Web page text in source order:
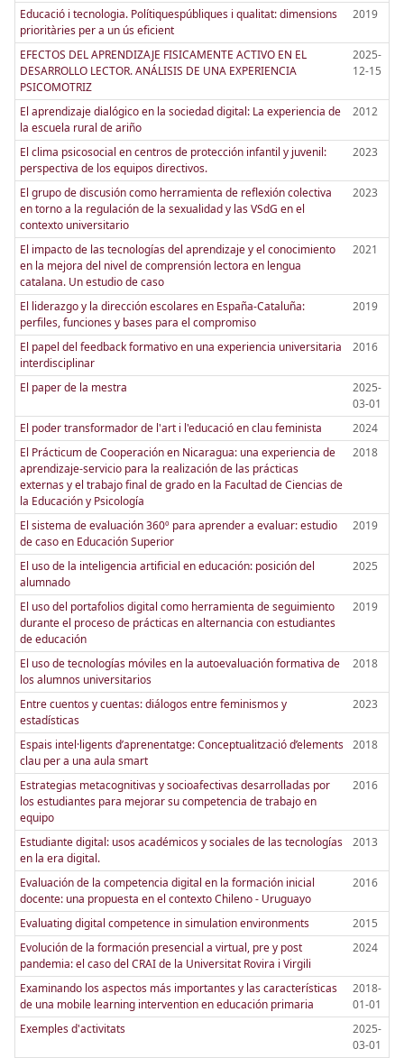
Educació i tecnologia. Polítiquespúbliques i qualitat: dimensions
prioritàries per a un ús eficient
2019
EFECTOS DEL APRENDIZAJE FISICAMENTE ACTIVO EN EL
DESARROLLO LECTOR. ANÁLISIS DE UNA EXPERIENCIA
PSICOMOTRIZ
2025-
12-15
El aprendizaje dialógico en la sociedad digital: La experiencia de
la escuela rural de ariño
2012
El clima psicosocial en centros de protección infantil y juvenil:
perspectiva de los equipos directivos.
2023
El grupo de discusión como herramienta de reflexión colectiva
en torno a la regulación de la sexualidad y las VSdG en el
contexto universitario
2023
El impacto de las tecnologías del aprendizaje y el conocimiento
en la mejora del nivel de comprensión lectora en lengua
catalana. Un estudio de caso
2021
El liderazgo y la dirección escolares en España-Cataluña:
perfiles, funciones y bases para el compromiso
2019
El papel del feedback formativo en una experiencia universitaria
interdisciplinar
2016
El paper de la mestra
2025-
03-01
El poder transformador de l'art i l'educació en clau feminista
2024
El Prácticum de Cooperación en Nicaragua: una experiencia de
aprendizaje-servicio para la realización de las prácticas
externas y el trabajo final de grado en la Facultad de Ciencias de
la Educación y Psicología
2018
El sistema de evaluación 360º para aprender a evaluar: estudio
de caso en Educación Superior
2019
El uso de la inteligencia artificial en educación: posición del
alumnado
2025
El uso del portafolios digital como herramienta de seguimiento
durante el proceso de prácticas en alternancia con estudiantes
de educación
2019
El uso de tecnologías móviles en la autoevaluación formativa de
los alumnos universitarios
2018
Entre cuentos y cuentas: diálogos entre feminismos y
estadísticas
2023
Espais intel·ligents d’aprenentatge: Conceptualització d’elements
clau per a una aula smart
2018
Estrategias metacognitivas y socioafectivas desarrolladas por
los estudiantes para mejorar su competencia de trabajo en
equipo
2016
Estudiante digital: usos académicos y sociales de las tecnologías
en la era digital.
2013
Evaluación de la competencia digital en la formación inicial
docente: una propuesta en el contexto Chileno - Uruguayo
2016
Evaluating digital competence in simulation environments
2015
Evolución de la formación presencial a virtual, pre y post
pandemia: el caso del CRAI de la Universitat Rovira i Virgili
2024
Examinando los aspectos más importantes y las características
de una mobile learning intervention en educación primaria
2018-
01-01
Exemples d'activitats
2025-
03-01